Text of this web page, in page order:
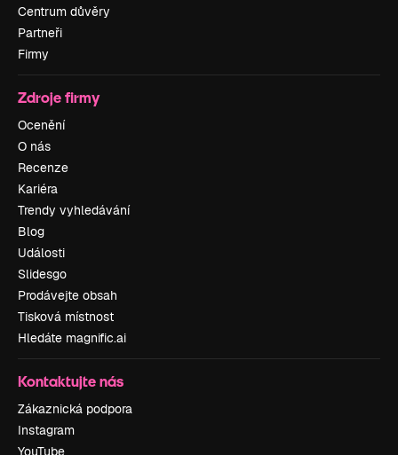
Centrum důvěry
Partneři
Firmy
Zdroje firmy
Ocenění
O nás
Recenze
Kariéra
Trendy vyhledávání
Blog
Události
Slidesgo
Prodávejte obsah
Tisková místnost
Hledáte magnific.ai
Kontaktujte nás
Zákaznická podpora
Instagram
YouTube